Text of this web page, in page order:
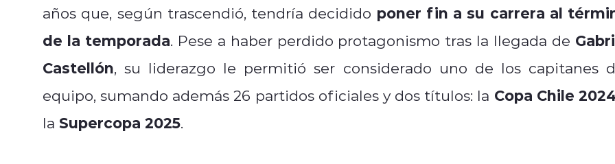
años que, según trascendió, tendría decidido poner fin a su carrera al
de la temporada. Pese a haber perdido protagonismo tras la llegada de
Castellón, su liderazgo le permitió ser considerado uno de los capitanes
equipo, sumando además 26 partidos oficiales y dos títulos: la Copa Chile
la Supercopa 2025.